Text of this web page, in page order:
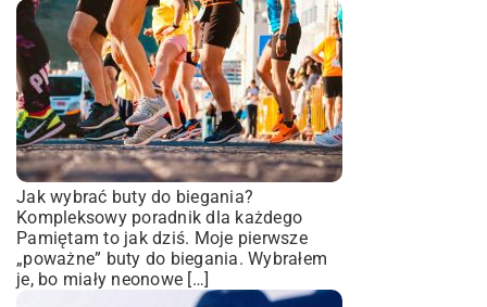
Jak wybrać buty do biegania?
Kompleksowy poradnik dla każdego
Pamiętam to jak dziś. Moje pierwsze
„poważne” buty do biegania. Wybrałem
je, bo miały neonowe […]